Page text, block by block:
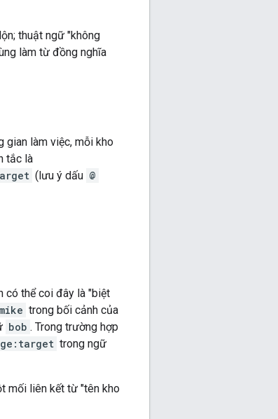
thuật ngữ "không
làm từ đồng nghĩa
gian làm việc, mỗi kho
tắc là
(lưu ý dấu @
có thể coi đây là "biệt
mike trong bối cảnh của
bob . Trong trường hợp
trong ngữ
mối liên kết từ "tên kho